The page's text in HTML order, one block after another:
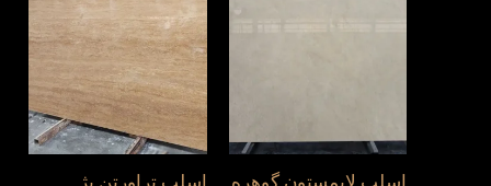
اسلب لایمستون گوهره اسلب تراورتن بژ